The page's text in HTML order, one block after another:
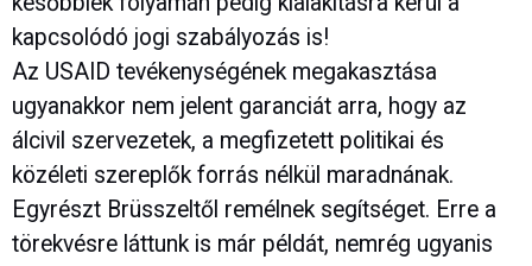
kapcsolódó jogi szabályozás is!
Az USAID tevékenységének megakasztása
ugyanakkor nem jelent garanciát arra, hogy az
álcivil szervezetek, a megfizetett politikai és
közéleti szereplők forrás nélkül maradnának.
Egyrészt Brüsszeltől remélnek segítséget. Erre a
törekvésre láttunk is már példát, nemrég ugyanis